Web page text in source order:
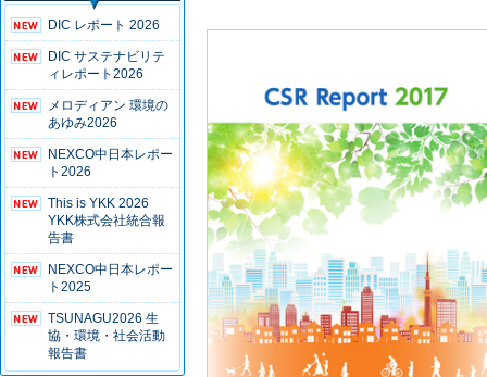
DIC レポート 2026
DIC サステナビリテ
ィレポート2026
メロディアン 環境の
あゆみ2026
NEXCO中日本レポー
ト2026
This is YKK 2026
YKK株式会社統合報
告書
NEXCO中日本レポー
ト2025
TSUNAGU2026 生
協・環境・社会活動
報告書